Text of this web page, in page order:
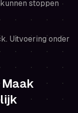
stoppen
Uitvoering onder
Maak